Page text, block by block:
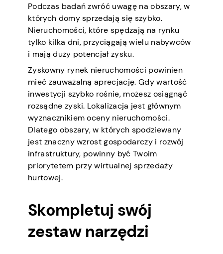
Podczas badań zwróć uwagę na obszary, w
których domy sprzedają się szybko.
Nieruchomości, które spędzają na rynku
tylko kilka dni, przyciągają wielu nabywców
i mają duży potencjał zysku.
Zyskowny rynek nieruchomości powinien
mieć zauważalną aprecjację. Gdy wartość
inwestycji szybko rośnie, możesz osiągnąć
rozsądne zyski. Lokalizacja jest głównym
wyznacznikiem oceny nieruchomości.
Dlatego obszary, w których spodziewany
jest znaczny wzrost gospodarczy i rozwój
infrastruktury, powinny być Twoim
priorytetem przy wirtualnej sprzedaży
hurtowej.
Skompletuj swój
zestaw narzędzi